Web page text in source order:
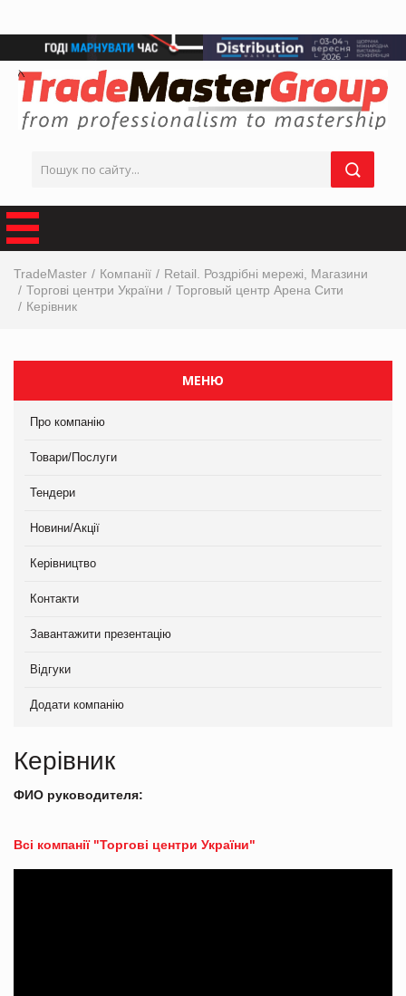
TradeMaster Компанії
Retail. Роздрібні мережі, Магазини
Торгові центри України
Торговый центр Арена Сити
Керівник
МЕНЮ
Про компанію
Товари/Послуги
Тендери
Новини/Акції
Керівництво
Контакти
Завантажити презентацію
Відгуки
Додати компанію
Керівник
ФИО руководителя:
Всі компанії "Торгові центри України"